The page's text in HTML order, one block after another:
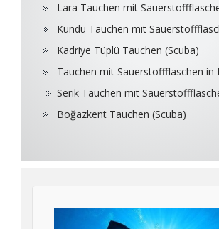
Lara Tauchen mit
Kundu Tauchen mit
Kadriye Tüplü Tauchen (Scuba)
Tauchen mit Sauerstoffflaschen in
Serik Tauchen mit
Boğazkent Tauchen (Scuba)